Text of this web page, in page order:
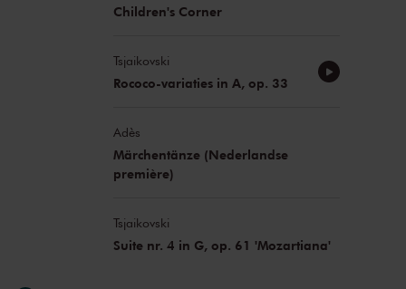
Children's Corner
Tsjaikovski
Rococo-variaties in A, op. 33
Adès
Märchentänze (Nederlandse
première)
Tsjaikovski
Suite nr. 4 in G, op. 61 'Mozartiana'